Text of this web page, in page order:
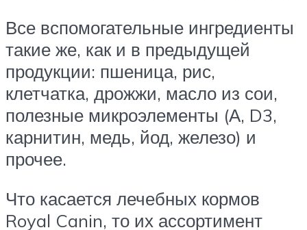
Все вспомогательные ингредиенты
такие же, как и в предыдущей
продукции: пшеница, рис,
клетчатка, дрожжи, масло из сои,
полезные микроэлементы (А, D3,
карнитин, медь, йод, железо) и
прочее.
Что касается лечебных кормов
Royal Canin, то их ассортимент